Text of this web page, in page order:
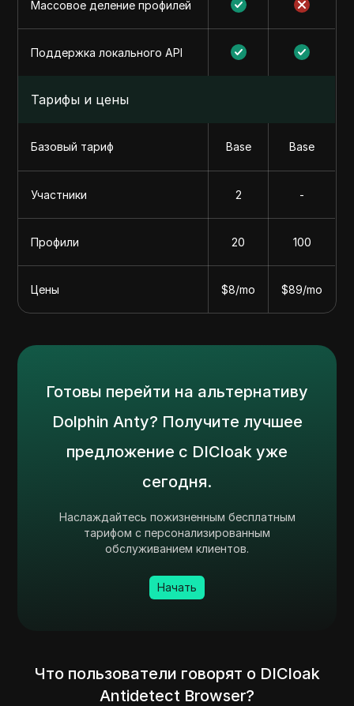
Массовое деление профилей
Поддержка локального API
Тарифы и цены
Базовый тариф Base Base
Участники 2 -
Профили 20 100
Цены $8/mo $89/mo
Готовы перейти на альтернативу
Dolphin Anty? Получите лучшее
предложение с DICloak уже
сегодня.
Наслаждайтесь пожизненным бесплатным
тарифом с персонализированным
обслуживанием клиентов.
Начать
Что пользователи говорят о DICloak
Antidetect Browser?